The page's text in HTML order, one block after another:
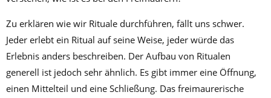
Zu erklären wie wir Rituale durchführen, fällt uns schwer.
Jeder erlebt ein Ritual auf seine Weise, jeder würde das
Erlebnis anders beschreiben. Der Aufbau von Ritualen
generell ist jedoch sehr ähnlich. Es gibt immer eine Öffnung,
einen Mittelteil und eine Schließung. Das freimaurerische